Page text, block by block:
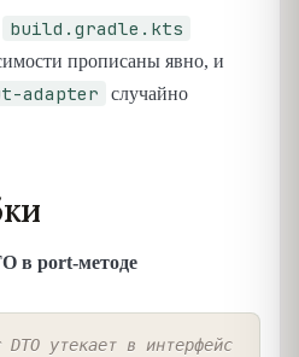
build.gradle.kts
прописаны явно, и
adapter
случайно
в port-методе
утекает в интерфейс
COPY